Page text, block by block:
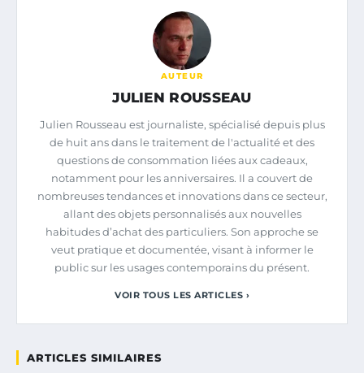
AUTEUR
JULIEN ROUSSEAU
Julien Rousseau est journaliste, spécialisé depuis plus
de huit ans dans le traitement de l'actualité et des
questions de consommation liées aux cadeaux,
notamment pour les anniversaires. Il a couvert de
nombreuses tendances et innovations dans ce secteur,
allant des objets personnalisés aux nouvelles
habitudes d’achat des particuliers. Son approche se
veut pratique et documentée, visant à informer le
public sur les usages contemporains du présent.
VOIR TOUS LES ARTICLES ›
ARTICLES SIMILAIRES